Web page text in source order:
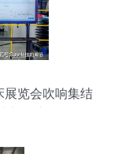
展览会吹响集结